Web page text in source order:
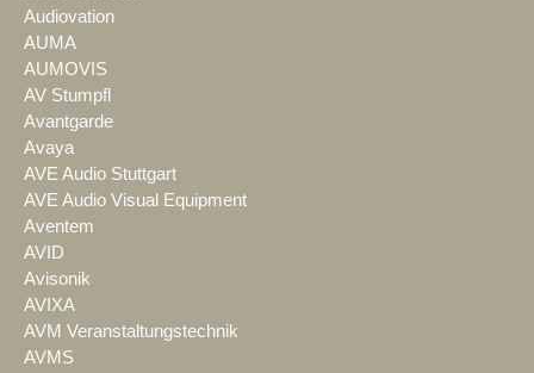
Audiovation
AUMA
AUMOVIS
AV Stumpfl
Avantgarde
Avaya
AVE Audio Stuttgart
AVE Audio Visual Equipment
Aventem
AVID
Avisonik
AVIXA
AVM Veranstaltungstechnik
AVMS